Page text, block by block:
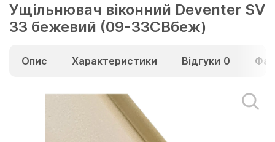
Ущільнювач віконний Deventer SV
33 бежевий (09-33СВбеж)
Опис Характеристики Відгуки 0